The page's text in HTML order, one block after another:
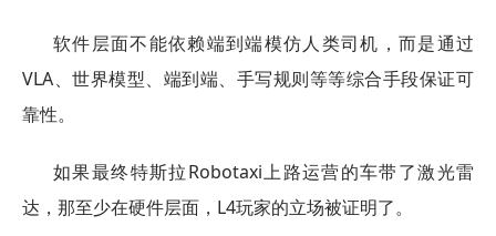
软件层面不能依赖端到端模仿人类司机，而是通过
VLA、世界模型、端到端、手写规则等等综合手段保证可
靠性。
如果最终特斯拉Robotaxi上路运营的车带了激光雷
达，那至少在硬件层面，L4玩家的立场被证明了。